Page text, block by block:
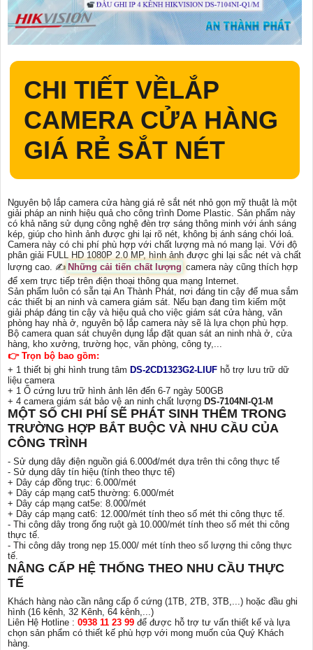
CHI TIẾT VỀLẮP
CAMERA CỬA HÀNG
GIÁ RẺ SẮT NÉT
Nguyên bộ lắp camera cửa hàng giá rẻ sắt nét nhỏ gọn mỹ thuật là một
giải pháp an ninh hiệu quả cho công trình Dome Plastic. Sản phẩm này
có khả năng sử dụng công nghệ đèn trợ sáng thông minh với ánh sáng
kép, giúp cho hình ảnh được ghi lại rõ nét, không bị ánh sáng chói loá.
Camera này có chi phí phù hợp với chất lượng mà nó mang lại. Với độ
phân giải FULL HD 1080P 2.0 MP, hình ảnh được ghi lại sắc nét và chất
lượng cao. ✍️ Những cải tiến chất lượng camera này cũng thích hợp
để xem trực tiếp trên điện thoại thông qua mạng Internet.
Sản phẩm luôn có sẵn tại An Thành Phát, nơi đáng tin cậy để mua sắm
các thiết bị an ninh và camera giám sát. Nếu bạn đang tìm kiếm một
giải pháp đáng tin cậy và hiệu quả cho việc giám sát cửa hàng, văn
phòng hay nhà ở, nguyên bộ lắp camera này sẽ là lựa chọn phù hợp.
Bộ camera quan sát chuyên dụng lắp đặt quan sát an ninh nhà ở, cửa
hàng, kho xưởng, trường học, văn phòng, công ty,...
👉 Trọn bộ bao gồm:
+ 1 thiết bị ghi hình trung tâm DS-2CD1323G2-LIUF hỗ trợ lưu trữ dữ
liệu camera
+ 1 Ổ cứng lưu trữ hình ảnh lên đến 6-7 ngày 500GB
+ 4 camera giám sát bảo vệ an ninh chất lượng DS-7104NI-Q1-M
MỘT SỐ CHI PHÍ SẼ PHÁT SINH THÊM TRONG
TRƯỜNG HỢP BẮT BUỘC VÀ NHU CẦU CỦA
CÔNG TRÌNH
- Sử dụng dây điện nguồn giá 6.000đ/mét dựa trên thi công thực tế
- Sử dụng dây tín hiệu (tính theo thực tế)
+ Dây cáp đồng trục: 6.000/mét
+ Dây cáp mạng cat5 thường: 6.000/mét
+ Dây cáp mạng cat5e: 8.000/mét
+ Dây cáp mạng cat6: 12.000/mét tính theo số mét thi công thực tế.
- Thi công dây trong ống ruột gà 10.000/mét tính theo số mét thi công
thực tế.
- Thi công dây trong nẹp 15.000/ mét tính theo số lượng thi công thực
tế.
NÂNG CẤP HỆ THỐNG THEO NHU CẦU THỰC
TẾ
Khách hàng nào cần nâng cấp ổ cứng (1TB, 2TB, 3TB,...) hoặc đầu ghi
hình (16 kênh, 32 Kênh, 64 kênh,...)
Liên Hệ Hotline : 0938 11 23 99 để được hỗ trợ tư vấn thiết kế và lựa
chọn sản phẩm có thiết kế phù hợp với mong muốn của Quý Khách
hàng.